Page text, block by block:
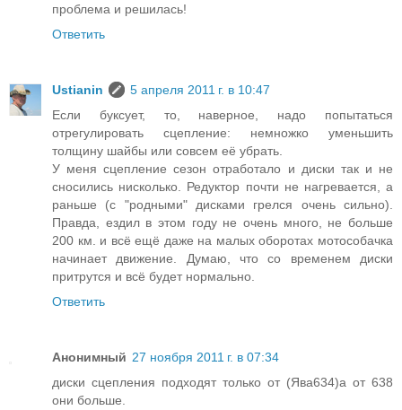
проблема и решилась!
Ответить
Ustianin
5 апреля 2011 г. в 10:47
Если буксует, то, наверное, надо попытаться
отрегулировать сцепление: немножко уменьшить
толщину шайбы или совсем её убрать.
У меня сцепление сезон отработало и диски так и не
сносились нисколько. Редуктор почти не нагревается, а
раньше (с "родными" дисками грелся очень сильно).
Правда, ездил в этом году не очень много, не больше
200 км. и всё ещё даже на малых оборотах мотособачка
начинает движение. Думаю, что со временем диски
притрутся и всё будет нормально.
Ответить
Анонимный 27 ноября 2011 г. в 07:34
диски сцепления подходят только от (Ява634)а от 638
они больше.